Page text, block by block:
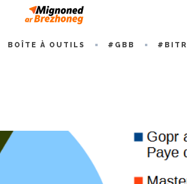
BOÎTE À OUTILS #GBB